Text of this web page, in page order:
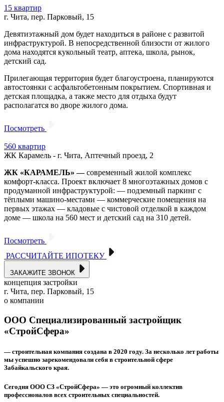
15 квартир
г. Чита, пер. Парковый, 15
Девятиэтажный дом будет находиться в районе с развитой
инфраструктурой. В непосредственной близости от жилого
дома находятся кукольный театр, аптека, школа, рынок,
детский сад.
Прилегающая территория будет благоустроена, планируются
автостоянки с асфальтобетонным покрытием. Спортивная и
детская площадка, а также место для отдыха будут
располагатся во дворе жилого дома.
Посмотреть
560 квартир
ЖК Карамель - г. Чита, Аптечный проезд, 2
ЖК «КАРАМЕЛЬ» —современный жилой комплекс
комфорт-класса. Проект включает 8 многоэтажных домов с
продуманной инфраструктурой: — подземный паркинг с
тёплыми машино-местами — коммерческие помещения на
первых этажах — кладовые с чистовой отделкой в каждом
доме — школа на 560 мест и детский сад на 310 детей.
Посмотреть
РАССЧИТАЙТЕ ИПОТЕКУ
ЗАКАЖИТЕ ЗВОНОК
концепция застройки
г. Чита, пер. Парковый, 15
о компании
ООО Специализированный застройщик
«СтройСфера»
— строительная компания создана в 2020 году. За несколько лет работы
мы успешно зарекомендовали себя в строительной сфере
Забайкальского края.
Сегодня ООО СЗ «СтройСфера» — это огромный коллектив
профессионалов всех строительных специальностей.